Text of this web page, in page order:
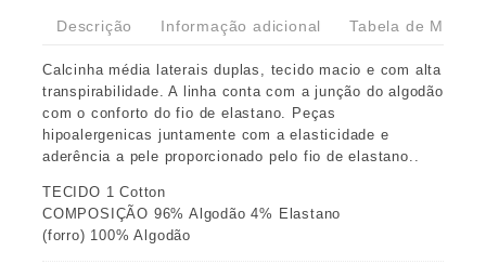
Descrição Informação adicional Tabela de
Calcinha média laterais duplas, tecido macio e com alta
transpirabilidade. A linha conta com a junção do algodão
com o conforto do fio de elastano. Peças
hipoalergenicas juntamente com a elasticidade e
aderência a pele proporcionado pelo fio de elastano..
TECIDO 1 Cotton
COMPOSIÇÃO 96% Algodão 4% Elastano
(forro) 100% Algodão